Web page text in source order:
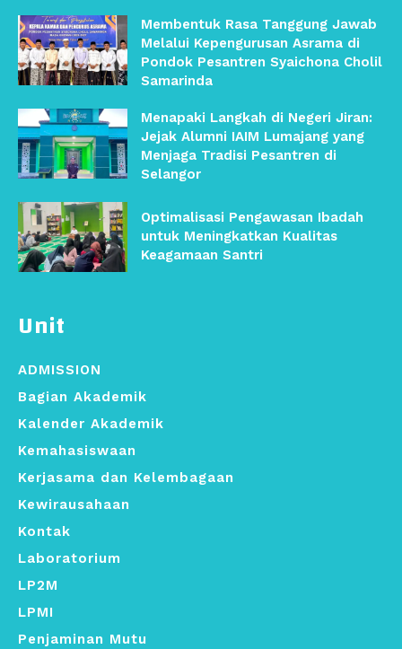
Unit
ADMISSION
Bagian Akademik
Kalender Akademik
Kemahasiswaan
Kerjasama dan Kelembagaan
Kewirausahaan
Kontak
Laboratorium
LP2M
LPMI
Penjaminan Mutu
Membentuk Rasa Tanggung Jawab
Melalui Kepengurusan Asrama di
Pondok Pesantren Syaichona Cholil
Samarinda
Menapaki Langkah di Negeri Jiran:
Jejak Alumni IAIM Lumajang yang
Menjaga Tradisi Pesantren di
Selangor
Optimalisasi Pengawasan Ibadah
untuk Meningkatkan Kualitas
Keagamaan Santri